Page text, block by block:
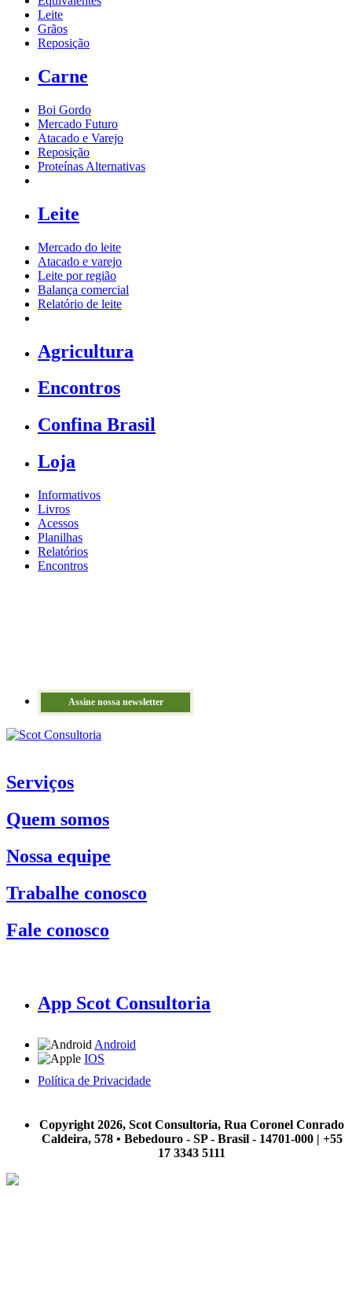
Leite
Grãos
Reposição
Carne
Boi Gordo
Mercado Futuro
Atacado e Varejo
Reposição
Proteínas Alternativas
Leite
Mercado do leite
Atacado e varejo
Leite por região
Balança comercial
Relatório de leite
Agricultura
Encontros
Confina Brasil
Loja
Informativos
Livros
Acessos
Planilhas
Relatórios
Encontros
Assine nossa newsletter
Serviços
Quem somos
Nossa equipe
Trabalhe conosco
Fale conosco
App Scot Consultoria
Android
IOS
Política de Privacidade
Copyright 2026, Scot Consultoria, Rua Coronel Conrado
Caldeira, 578 • Bebedouro - SP - Brasil - 14701-000 | +55
17 3343 5111